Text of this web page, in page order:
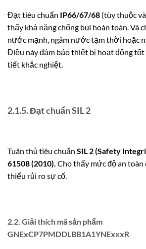
Đạt tiêu chuẩn IP66/67/68 (tùy thuộc
thấy khả năng chống bụi hoàn toàn. Và
nước mạnh, ngâm nước tạm thời hoặc
Điều này đảm bảo thiết bị hoạt động
tiết khắc nghiệt.
2.1.5. Đạt chuẩn SIL 2
Tuân thủ tiêu chuẩn SIL 2 (Safety
61508 (2010). Cho thấy mức độ an toàn
thiểu rủi ro sự cố.
2.2. Giải thích mã sản phẩm
GNExCP7PMDDLBB1A1YNExxxR